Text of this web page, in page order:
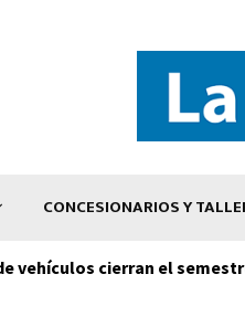
CONCESIONARIOS Y
vehículos cierran el